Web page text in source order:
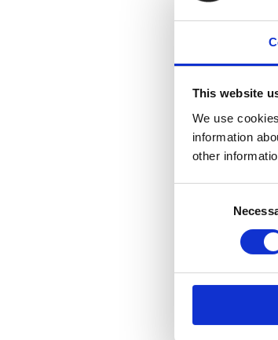
This website
We use
information
other